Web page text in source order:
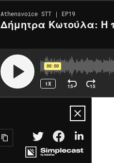
Athensvoice STT | EP19
Δήμητρα Κωτούλα: Η
00:00
1X 15 15